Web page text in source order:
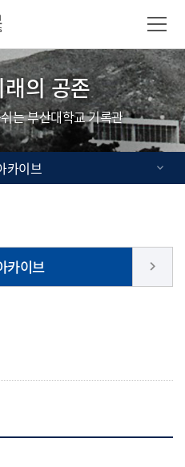
의 공존
는 부산대학교 기록관
카이브
카이브 keyboard_arrow_right